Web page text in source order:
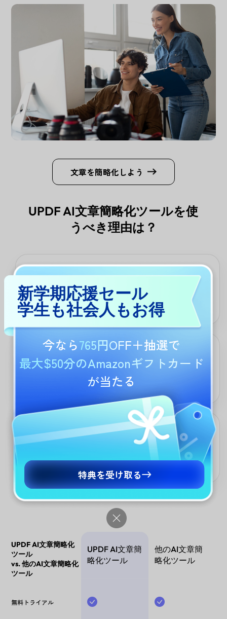
文章を簡略化しよう
UPDF AI文章簡略化ツールを使
うべき理由は？
多言語対応で、テキストを平易化したいすべてのユーザーに最
適。多言語使用者、コンテンツ制作者、一般読者まで幅広く活用
できます。
柔軟な文章簡略化
一文から段落、全文まで対応。明確さ・トーン・スタイルに応じ
て指示を調整可能なため、学生からプロフェッショナルまで幅広
場所問わず誰でもアクセス可能
専門知識不要。学生・ビジネスパーソン・多言語ユーザーが、あ
らゆる端末で文章を即時平易化。学習・執筆・コミュニケーショ
ンを支える多機能ツールです。
UPDF AI文章簡略化
ツール
vs. 他のAI文章簡略化
ツール
UPDF AI文章簡
略化ツール
他のAI文章簡
略化ツール
無料トライアル
新学期応援セール
学生も社会人もお得
今なら765円OFF＋抽選で
最大$50分のAmazonギフトカード
が当たる
特典を受け取る